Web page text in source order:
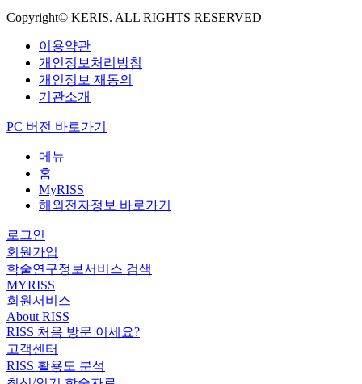
Copyright© KERIS. ALL RIGHTS RESERVED
이용약관
개인정보처리방침
개인정보 재동의
기관소개
PC 버전 바로가기
메뉴
홈
MyRISS
해외전자정보 바로가기
로그인
회원가입
학술연구정보서비스 검색
MYRISS
회원서비스
About RISS
RISS 처음 방문 이세요?
고객센터
RISS 활용도 분석